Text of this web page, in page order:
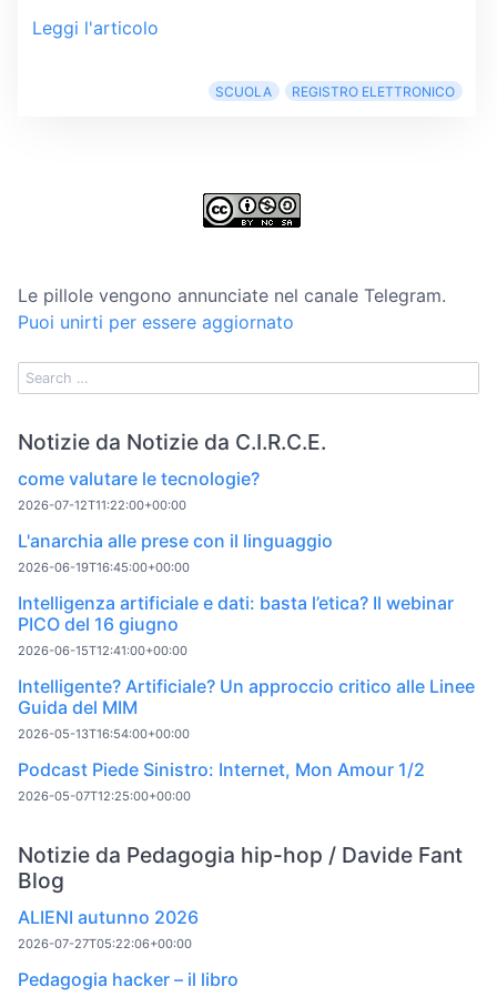
Leggi l'articolo
SCUOLA REGISTRO ELETTRONICO
Le pillole vengono annunciate nel canale Telegram.
Puoi unirti per essere aggiornato
Notizie da Notizie da C.I.R.C.E.
come valutare le tecnologie?
2026-07-12T11:22:00+00:00
L'anarchia alle prese con il linguaggio
2026-06-19T16:45:00+00:00
Intelligenza artificiale e dati: basta l’etica? Il webinar
PICO del 16 giugno
2026-06-15T12:41:00+00:00
Intelligente? Artificiale? Un approccio critico alle Linee
Guida del MIM
2026-05-13T16:54:00+00:00
Podcast Piede Sinistro: Internet, Mon Amour 1/2
2026-05-07T12:25:00+00:00
Notizie da Pedagogia hip-hop / Davide Fant
Blog
ALIENI autunno 2026
2026-07-27T05:22:06+00:00
Pedagogia hacker – il libro